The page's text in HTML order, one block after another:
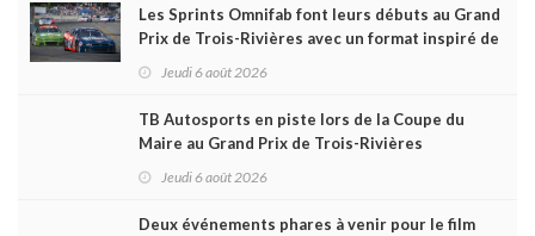
Les Sprints Omnifab font leurs débuts au Grand
Prix de Trois-Rivières avec un format inspiré de
Jeudi 6 août 2026
TB Autosports en piste lors de la Coupe du
Maire au Grand Prix de Trois-Rivières
Jeudi 6 août 2026
Deux événements phares à venir pour le film